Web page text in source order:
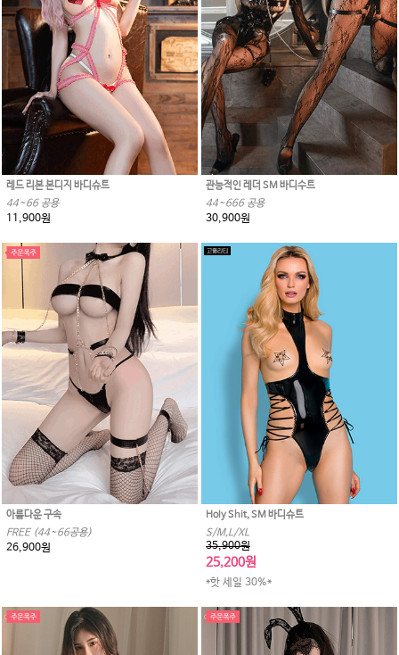
레드 리본 본디지 바디슈트
44~66 공용
11,900원
관능적인 레더 SM 바디수트
44~666 공용
30,900원
아름다운 구속
FREE (44~66공용)
26,900원
Holy Shit, SM 바디슈트
S/M,L/XL
35,900원
25,200원
*핫 세일 30%*